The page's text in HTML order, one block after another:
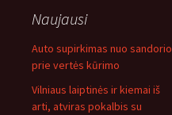
Naujausi
Auto supirkimas nuo sandorio
prie vertės kūrimo
Vilniaus laiptinės ir kiemai iš
arti, atviras pokalbis su